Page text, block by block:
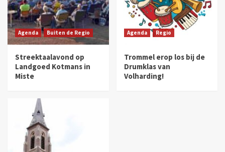
Agenda Buiten de Regio
Streektaalavond op
Landgoed Kotmans in
Miste
Agenda Regio
Trommel erop los bij de
Drumklas van
Volharding!